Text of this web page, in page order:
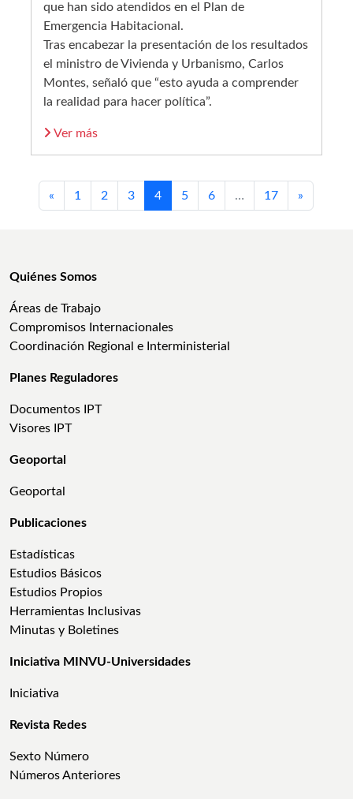
que han sido atendidos en el Plan de
Emergencia Habitacional.
Tras encabezar la presentación de los resultados
el ministro de Vivienda y Urbanismo, Carlos
Montes, señaló que “esto ayuda a comprender
la realidad para hacer política”.
Ver más
« 1 2 3 4 5 6 … 17 »
Quiénes Somos
Áreas de Trabajo
Compromisos Internacionales
Coordinación Regional e Interministerial
Planes Reguladores
Documentos IPT
Visores IPT
Geoportal
Geoportal
Publicaciones
Estadísticas
Estudios Básicos
Estudios Propios
Herramientas Inclusivas
Minutas y Boletines
Iniciativa MINVU-Universidades
Iniciativa
Revista Redes
Sexto Número
Números Anteriores